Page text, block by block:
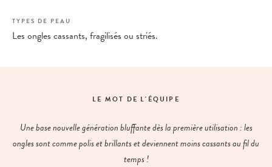
TYPES DE PEAU
Les ongles cassants, fragilisés ou striés.
LE MOT DE L'ÉQUIPE
Une base nouvelle génération bluffante dès la première utilisation : les
ongles sont comme polis et brillants et deviennent moins cassants au fil du
temps !